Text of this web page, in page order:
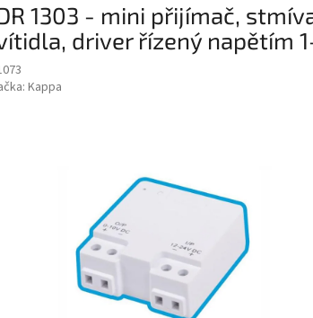
1303 - mini přijímač,
driver řízený napětím
Kappa